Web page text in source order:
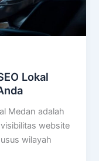
Lokal
Medan adalah
website
wilayah